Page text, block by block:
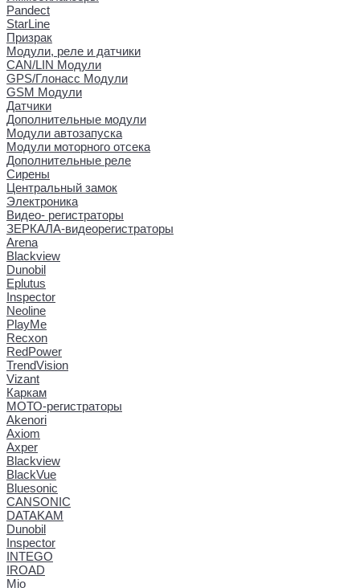
Pandect
StarLine
Призрак
Модули, реле и датчики
CAN/LIN Модули
GPS/Глонасс Модули
GSM Модули
Датчики
Дополнительные модули
Модули автозапуска
Модули моторного отсека
Дополнительные реле
Сирены
Центральный замок
Электроника
Видео- регистраторы
ЗЕРКАЛА-видеорегистраторы
Arena
Blackview
Dunobil
Eplutus
Inspector
Neoline
PlayMe
Recxon
RedPower
TrendVision
Vizant
Каркам
МОТО-регистраторы
Akenori
Axiom
Axper
Blackview
BlackVue
Bluesonic
CANSONIC
DATAKAM
Dunobil
Inspector
INTEGO
IROAD
Mio